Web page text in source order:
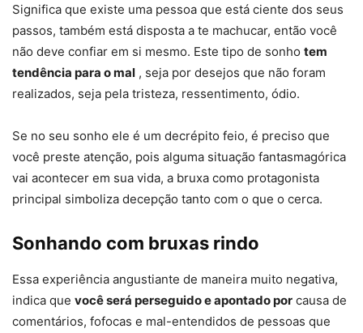
Significa que existe uma pessoa que está ciente dos seus
passos, também está disposta a te machucar, então você
não deve confiar em si mesmo. Este tipo de sonho tem
tendência para o mal , seja por desejos que não foram
realizados, seja pela tristeza, ressentimento, ódio.
Se no seu sonho ele é um decrépito feio, é preciso que
você preste atenção, pois alguma situação fantasmagórica
vai acontecer em sua vida, a bruxa como protagonista
principal simboliza decepção tanto com o que o cerca.
Sonhando com bruxas rindo
Essa experiência angustiante de maneira muito negativa,
indica que você será perseguido e apontado por causa de
comentários, fofocas e mal-entendidos de pessoas que